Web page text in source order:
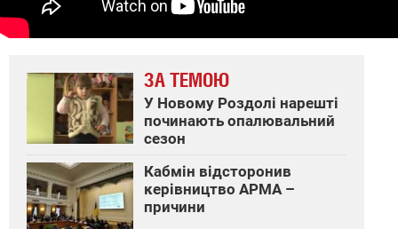
ЗА ТЕМОЮ
У Новому Роздолі нарешті
починають опалювальний
сезон
Кабмін відсторонив
керівництво АРМА –
причини